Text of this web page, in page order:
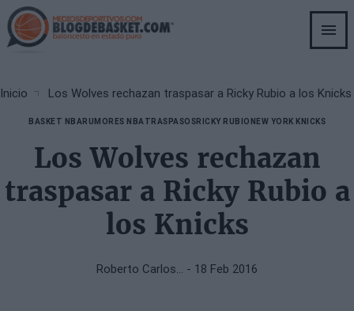
Skip
to
main
Breadcrumb
Inicio Los Wolves rechazan traspasar a Ricky Rubio a los Knicks
BASKET NBARUMORES NBATRASPASOSRICKY RUBIO NEW YORK KNICKS
Los Wolves rechazan
traspasar a Ricky Rubio a
los Knicks
Roberto Carlos… - 18 Feb 2016